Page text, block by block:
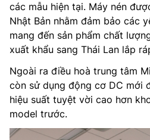
các mẫu hiện tại. Máy nén
Nhật Bản nhằm đảm bảo các
mang đến sản phẩm chất
xuất khẩu sang Thái Lan lắp
Ngoài ra điều hoà trung tâm
còn sử dụng động cơ DC mới
hiệu suất tuyệt vời cao hơn
model trước.